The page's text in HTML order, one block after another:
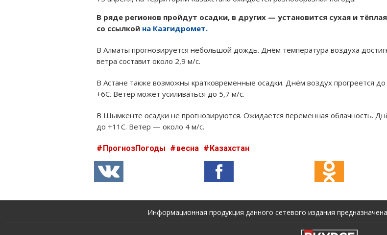
В ряде регионов пройдут осадки, в других — установится сухая и
со ссылкой на Казгидромет.
В Алматы прогнозируется небольшой дождь. Днём температура воздуха
ветра составит около 2,9 м/с.
В Астане также возможны кратковременные осадки. Днём воздух прогреется
+6C. Ветер может усиливаться до 5,7 м/с.
В Шымкенте осадки не прогнозируются. Ожидается переменная облачность.
до +11C. Ветер — около 4 м/с.
ПрогнозПогоды весна Казахстан
Информационная продукция данного сетевого издания